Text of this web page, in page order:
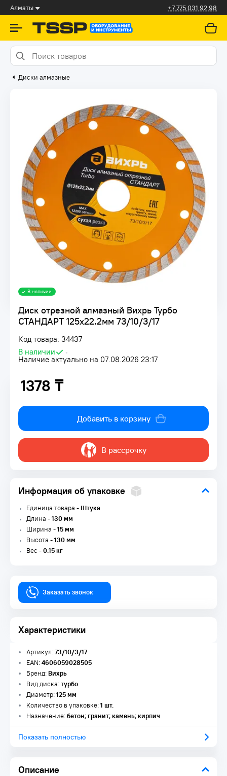
Алматы +7 775 031 92 98
Диски алмазные
Диск отрезной алмазный Вихрь Турбо
СТАНДАРТ 125х22.2мм 73/10/3/17
Код товара: 34437
В наличии
•
Наличие актуально на 07.08.2026 23:17
В наличии
1378 ₸
1378 ₸
Добавить в корзину
В рассрочку
Информация об упаковке
Единица товара -Штука
Длина -130 мм
Ширина -15 мм
Высота -130 мм
Вес -0.15 кг
Заказать звонок
Характеристики
Описание
Артикул:73/10/3/17
EAN:4606059028505
Бренд:Вихрь
Вид диска:турбо
Диаметр:125 мм
Количество в упаковке:1 шт.
Назначение:бетон; гранит; камень; кирпич
Показать полностью